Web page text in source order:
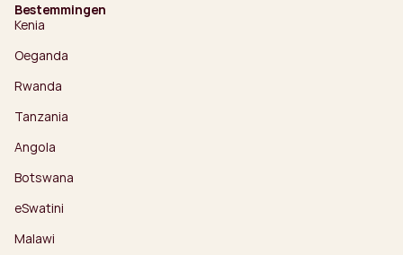
Bestemmingen
Kenia
Oeganda
Rwanda
Tanzania
Angola
Botswana
eSwatini
Malawi